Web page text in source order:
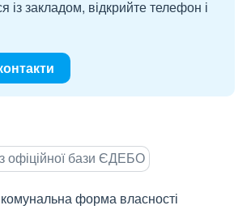
із закладом, відкрийте телефон і
офіційної бази ЄДЕБО
форма власності